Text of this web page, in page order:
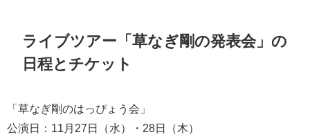
ライブツアー「草なぎ剛の発表会」の
日程とチケット
「草なぎ剛のはっぴょう会」
公演日：11月27日（水）・28日（木）